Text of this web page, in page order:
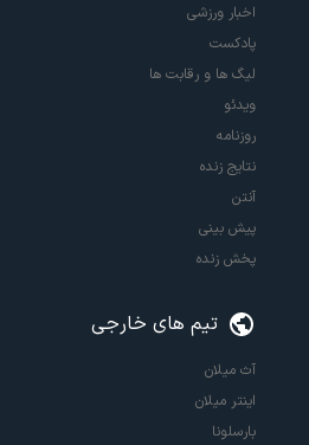
اخبار ورزشی
پادکست
لیگ ها و رقابت ها
ویدئو
روزنامه
نتایج زنده
آنتن
پیش بینی
پخش زنده
تیم های خارجی
آث میلان
اینتر میلان
بارسلونا